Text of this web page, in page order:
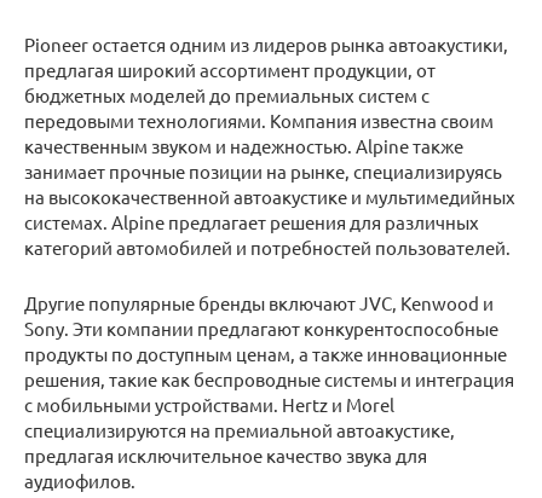
Pioneer остается одним из лидеров рынка автоакустики,
предлагая широкий ассортимент продукции, от
бюджетных моделей до премиальных систем с
передовыми технологиями. Компания известна своим
качественным звуком и надежностью. Alpine также
занимает прочные позиции на рынке, специализируясь
на высококачественной автоакустике и мультимедийных
системах. Alpine предлагает решения для различных
категорий автомобилей и потребностей пользователей.
Другие популярные бренды включают JVC, Kenwood и
Sony. Эти компании предлагают конкурентоспособные
продукты по доступным ценам, а также инновационные
решения, такие как беспроводные системы и интеграция
с мобильными устройствами. Hertz и Morel
специализируются на премиальной автоакустике,
предлагая исключительное качество звука для
аудиофилов.